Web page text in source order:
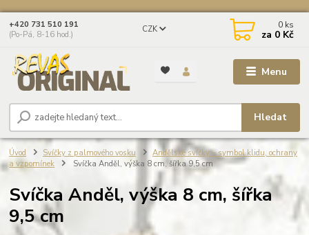
Menu
CZK
Hledat
+420 731 510 191
(Po-Pá, 8-16 hod.)
0 ks
za 0 Kč
Úvod Svíčky z palmového vosku
Andělské svíčky – symbol klidu, ochrany
a vzpomínek
Svíčka Anděl, výška 8 cm, šířka 9,5 cm
Svíčka Anděl, výška 8 cm, šířka
9,5 cm